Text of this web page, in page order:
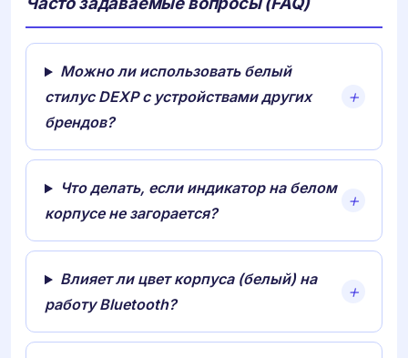
Можно ли использовать белый
стилус DEXP с устройствами других
брендов?
Что делать, если индикатор на белом
корпусе не загорается?
Влияет ли цвет корпуса (белый) на
работу Bluetooth?